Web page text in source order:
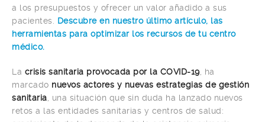
a los presupuestos y ofrecer un valor añadido a sus
pacientes. Descubre en nuestro último artículo, las
herramientas para optimizar los recursos de tu centro
médico.
La crisis sanitaria provocada por la COVID-19, ha
marcado nuevos actores y nuevas estrategias de gestión
sanitaria , una situación que sin duda ha lanzado nuevos
retos a las entidades sanitarias y centros de salud: